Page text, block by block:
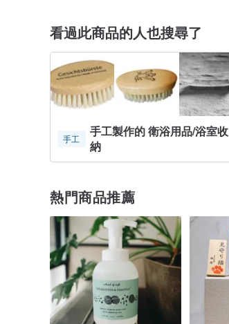
看過此商品的人也搜尋了
手工
手工製作的 衛浴用品/浴室收
納
熱門商品推薦